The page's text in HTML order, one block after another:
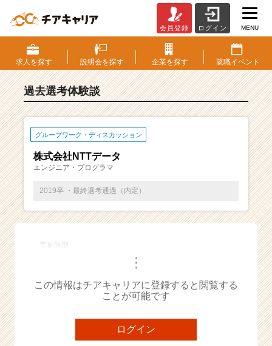
S・
選
考
験
覧
ン
チ
ー・
成
ら
ス
ト
会員登録 ログイン MENU
求人を探す 説明会を探す 企業を探す 就職イベント
過去選考体験談
グループワーク・ディスカッション
株式会社NTTデータ
エンジニア・プログラマ
2019卒 ・最終選考通過（内定）
・・・
この情報はチアキャリアに登録すると閲覧する
ことが可能です
ログイン